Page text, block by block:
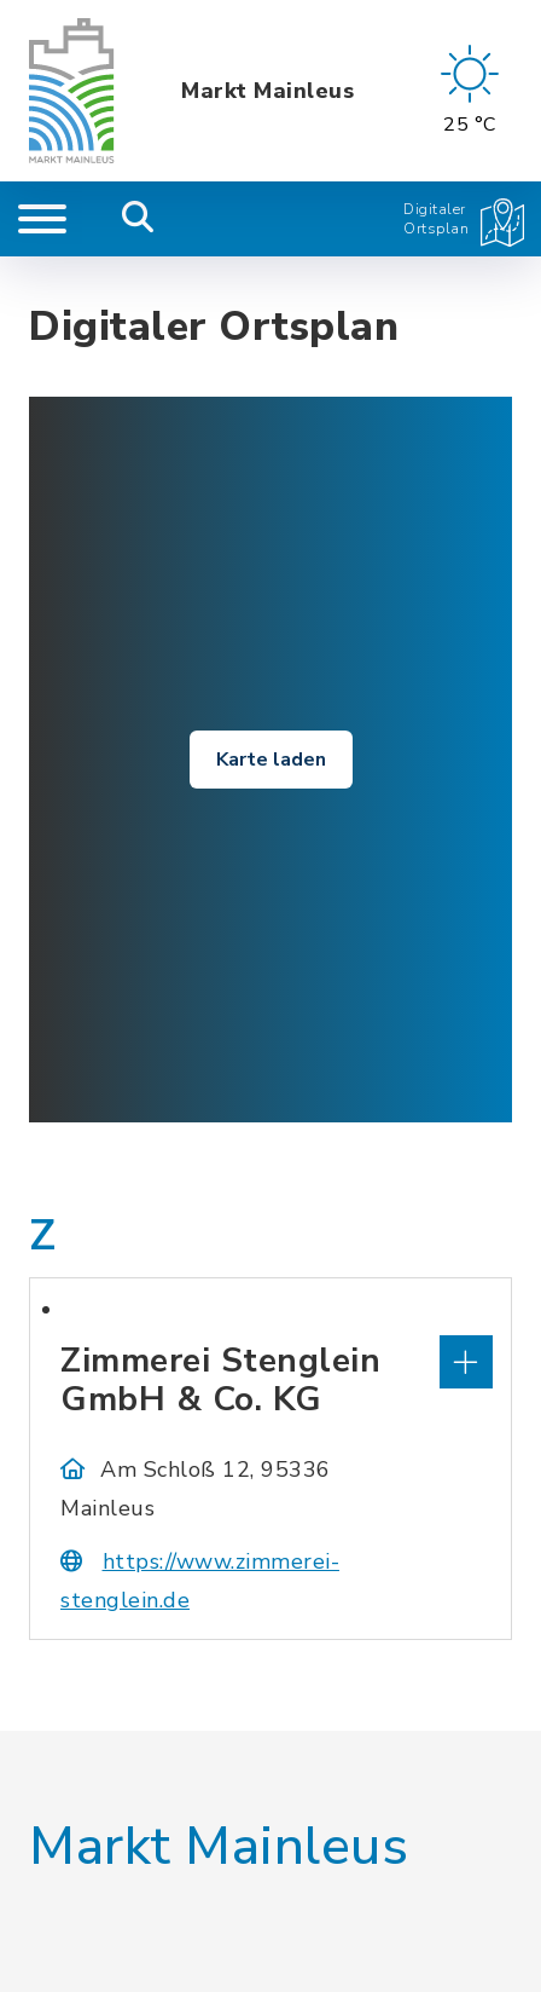
Markt Mainleus
25 °C
Digitaler
Ortsplan
Digitaler Ortsplan
Karte laden
Z
Zimmerei Stenglein
GmbH & Co. KG
Am Schloß 12, 95336
Mainleus
https://www.zimmerei-
stenglein.de
Markt Mainleus